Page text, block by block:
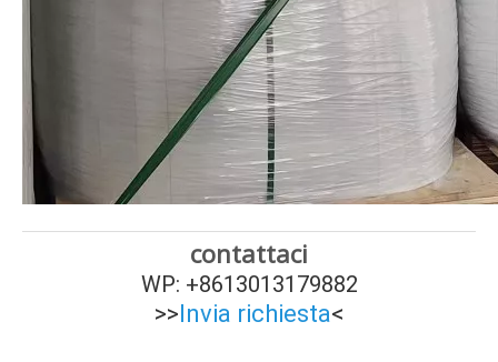
contattaci
WP: +8613013179882
>>Invia richiesta<